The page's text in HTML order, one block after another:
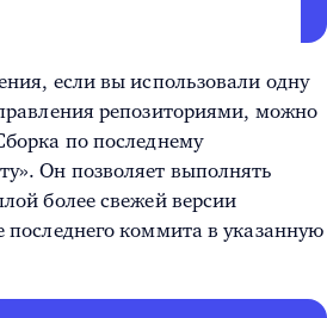
если вы использовали одну
репозиториями, можно
по последнему
Он позволяет выполнять
более свежей версии
коммита в указанную